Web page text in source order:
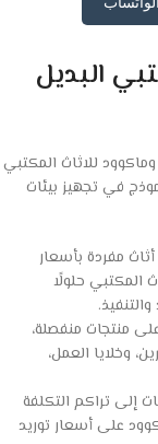
البديل
للاثاث المكتبي
في تجهيز بيئات
مفردة بأسعار
المكتبي حلولًا
منتجات منفصلة،
وخلايا العمل،
إلى تراكم التكلفة
على أسعار توريد